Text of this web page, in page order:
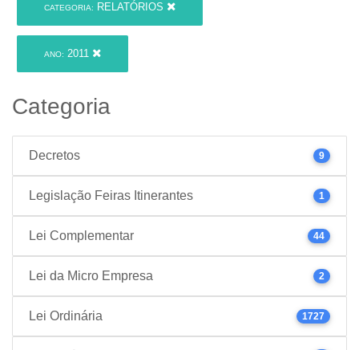
CATEGORIA: RELATÓRIOS
ANO: 2011
Categoria
Decretos 9
Legislação Feiras Itinerantes 1
Lei Complementar 44
Lei da Micro Empresa 2
Lei Ordinária 1727